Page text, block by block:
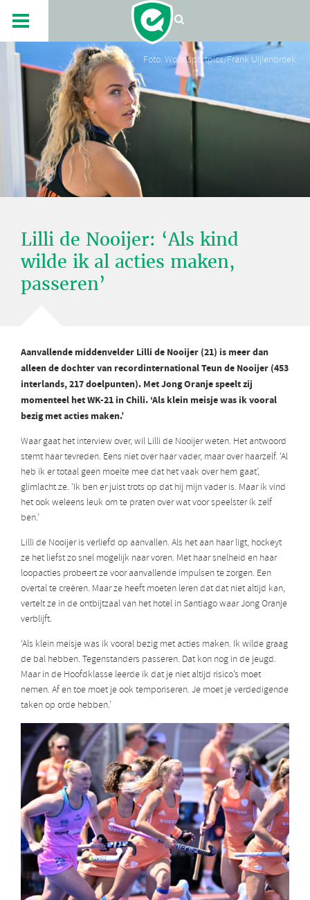
Foto: Worldsportpics/Frank Uijlenbroek
Lilli de Nooijer: ‘Als kind
wilde ik al acties maken,
passeren’
Aanvallende middenvelder Lilli de Nooijer (21) is meer dan
alleen de dochter van recordinternational Teun de Nooijer (453
interlands, 217 doelpunten). Met Jong Oranje speelt zij
momenteel het WK-21 in Chili. ‘Als klein meisje was ik vooral
bezig met acties maken.’
Waar gaat het interview over, wil Lilli de Nooijer weten. Het antwoord
stemt haar tevreden. Eens niet over haar vader, maar over haarzelf. ‘Al
heb ik er totaal geen moeite mee dat het vaak over hem gaat’,
glimlacht ze. ‘Ik ben er juist trots op dat hij mijn vader is. Maar ik vind
het ook weleens leuk om te praten over wat voor speelster ik zelf
ben.’
Lilli de Nooijer is verliefd op aanvallen. Als het aan haar ligt, hockeyt
ze het liefst zo snel mogelijk naar voren. Met haar snelheid en haar
loopacties probeert ze voor aanvallende impulsen te zorgen. Een
overtal te creëren. Maar ze heeft moeten leren dat dat niet altijd kan,
vertelt ze in de ontbijtzaal van het hotel in Santiago waar Jong Oranje
verblijft.
‘Als klein meisje was ik vooral bezig met acties maken. Ik wilde graag
de bal hebben. Tegenstanders passeren. Dat kon nog in de jeugd.
Maar in de Hoofdklasse leerde ik dat je niet altijd risico’s moet
nemen. Af en toe moet je ook temporiseren. Je moet je verdedigende
taken op orde hebben.’